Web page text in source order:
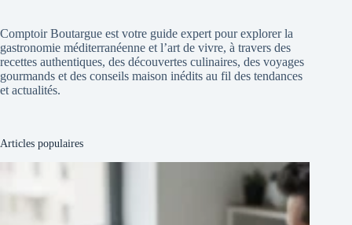
Comptoir Boutargue est votre guide expert pour explorer la
gastronomie méditerranéenne et l’art de vivre, à travers des
recettes authentiques, des découvertes culinaires, des voyages
gourmands et des conseils maison inédits au fil des tendances
et actualités.
Articles populaires